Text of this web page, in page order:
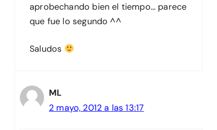
aprobechando bien el tiempo… parece
que fue lo segundo ^^
Saludos
ML
2 mayo, 2012 a las 13:17